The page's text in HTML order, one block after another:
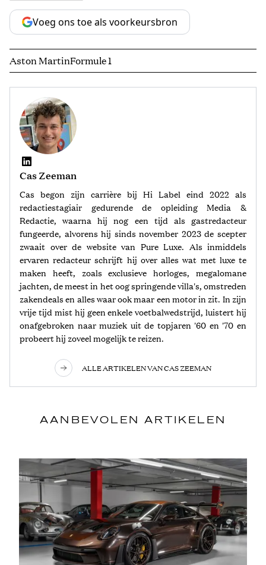
Voeg ons toe als voorkeursbron
Aston MartinFormule 1
Cas Zeeman
Cas begon zijn carrière bij Hi Label eind 2022 als
redactiestagiair gedurende de opleiding Media &
Redactie, waarna hij nog een tijd als gastredacteur
fungeerde, alvorens hij sinds november 2023 de scepter
zwaait over de website van Pure Luxe. Als inmiddels
ervaren redacteur schrijft hij over alles wat met luxe te
maken heeft, zoals exclusieve horloges, megalomane
jachten, de meest in het oog springende villa's, omstreden
zakendeals en alles waar ook maar een motor in zit. In zijn
vrije tijd mist hij geen enkele voetbalwedstrijd, luistert hij
onafgebroken naar muziek uit de topjaren '60 en '70 en
probeert hij zoveel mogelijk te reizen.
ALLE ARTIKELEN VAN CAS ZEEMAN
AANBEVOLEN ARTIKELEN